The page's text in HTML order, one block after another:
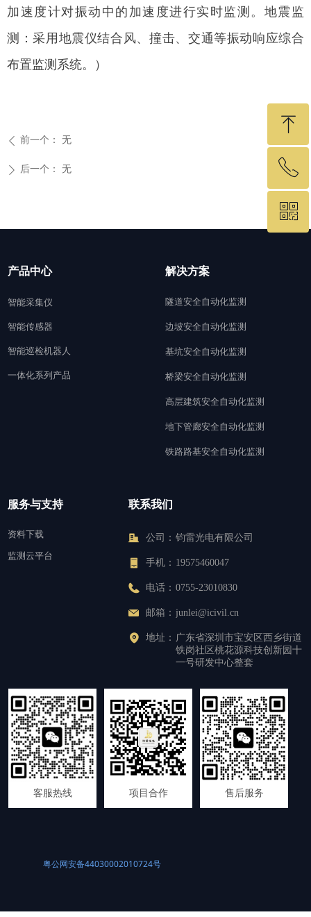
加速度计对振动中的加速度进行实时监测。地震监
测：采用地震仪结合风、撞击、交通等振动响应综合
布置监测系统。）
ꄴ 前一个： 无
ꄲ 后一个： 无
产品中心
智能采集仪
智能传感器
智能巡检机器人
一体化系列产品
解决方案
隧道安全自动化监测
边坡安全自动化监测
基坑安全自动化监测
桥梁安全自动化监测
高层建筑安全自动化监测
地下管廊安全自动化监测
铁路路基安全自动化监测
服务与支持
资料下载
监测云平台
公司： 钧雷光电有限公司
手机： 19575460047
电话： 0755-23010830
邮箱： junlei@icivil.cn
地址： 广东省深圳市宝安区西乡街道
铁岗社区桃花源科技创新园十
一号研发中心整套
联系我们
客服热线 项目合作 售后服务
粤公网安备44030002010724号
ꁸ
回到顶部
ꂅ
19575460049
ꀥ